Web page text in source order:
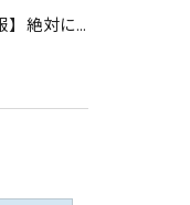
【新着物件情報】絶対に手に入れたい福岡市西中洲の収益テナントビル